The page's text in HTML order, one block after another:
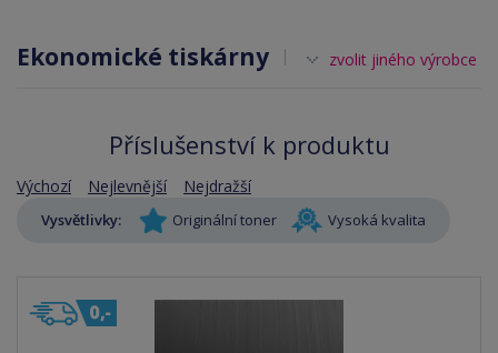
Ekonomické tiskárny zvolit jiného výrobce
Příslušenství k produktu
Výchozí Nejlevnější Nejdražší
Vysvětlivky: Originální toner Vysoká kvalita